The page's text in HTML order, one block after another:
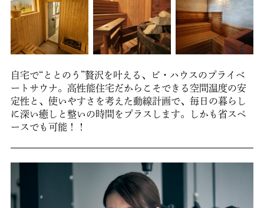
自宅で“ととのう”贅沢を叶える、ビ・ハウスのプライベ
ートサウナ。高性能住宅だからこそできる空間温度の安
定性と、使いやすさを考えた動線計画で、毎日の暮らし
に深い癒しと整いの時間をプラスします。しかも省スペ
ースでも可能！！